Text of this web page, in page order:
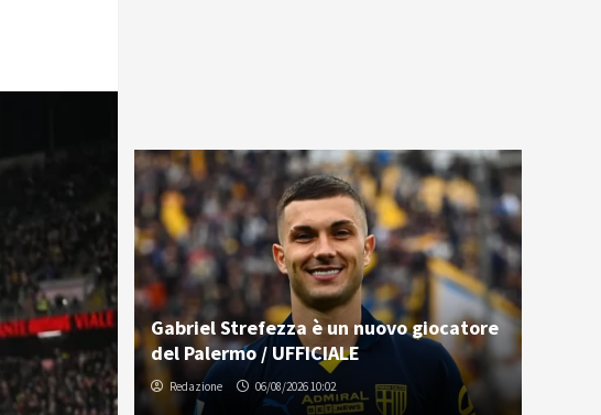
Gabriel Strefezza è un nuovo giocatore
del Palermo / UFFICIALE
Redazione 06/08/2026 10:02